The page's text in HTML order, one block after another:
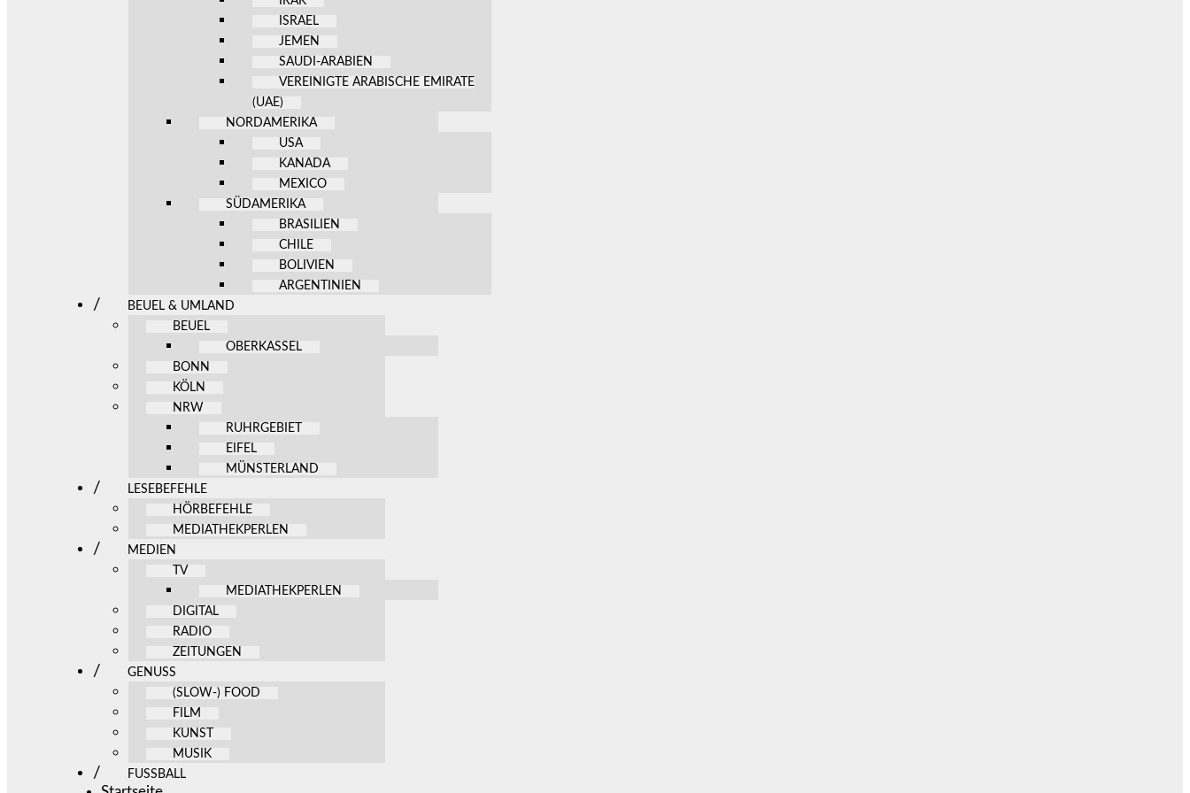
ISRAEL
JEMEN
SAUDI-ARABIEN
VEREINIGTE ARABISCHE EMIRATE
(UAE)
NORDAMERIKA
USA
KANADA
MEXICO
SÜDAMERIKA
BRASILIEN
CHILE
BOLIVIEN
ARGENTINIEN
BEUEL & UMLAND
BEUEL
OBERKASSEL
BONN
KÖLN
NRW
RUHRGEBIET
EIFEL
MÜNSTERLAND
LESEBEFEHLE
HÖRBEFEHLE
MEDIATHEKPERLEN
MEDIEN
TV
MEDIATHEKPERLEN
DIGITAL
RADIO
ZEITUNGEN
GENUSS
(SLOW-) FOOD
FILM
KUNST
MUSIK
FUSSBALL